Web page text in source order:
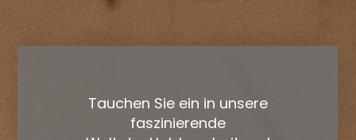
Tauchen Sie ein in unsere
faszinierende